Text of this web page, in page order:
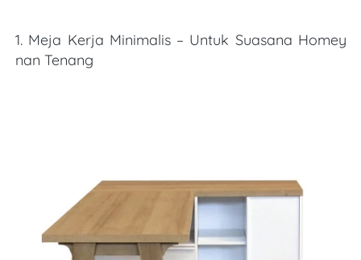
1. Meja Kerja Minimalis – Untuk Suasana Homey
nan Tenang